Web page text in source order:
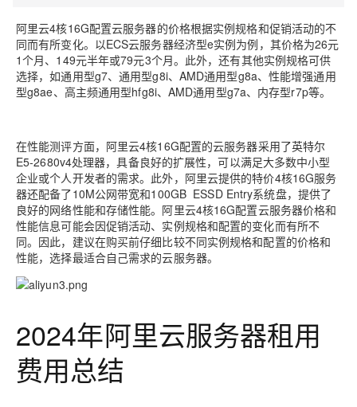
阿里云4核16G配置云服务器的价格根据实例规格和促销活动的不
同而有所变化。以ECS云服务器经济型e实例为例，其价格为26元
1个月、149元半年或79元3个月。此外，还有其他实例规格可供
选择，如通用型g7、通用型g8i、AMD通用型g8a、性能增强通用
型g8ae、高主频通用型hfg8i、AMD通用型g7a、内存型r7p等。
在性能测评方面，阿里云4核16G配置的云服务器采用了英特尔
E5-2680v4处理器，具备良好的扩展性，可以满足大多数中小型
企业或个人开发者的需求。此外，阿里云提供的特价4核16G服务
器还配备了10M公网带宽和100GB ESSD Entry系统盘，提供了
良好的网络性能和存储性能。 阿里云4核16G配置云服务器价格和
性能信息可能会因促销活动、实例规格和配置的变化而有所不
同。因此，建议在购买前仔细比较不同实例规格和配置的价格和
性能，选择最适合自己需求的云服务器。
2024年阿里云服务器租用
费用总结